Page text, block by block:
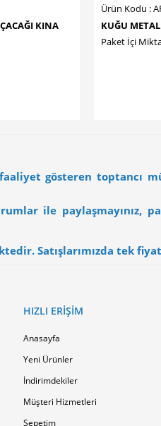
KINA
Ürün Kodu :
KUĞU
Paket İçi
gösteren toptancı
ile paylaşmayınız,
Satışlarımızda tek
HIZLI ERIŞIM
Anasayfa
Yeni Ürünler
İndirimdekiler
Müşteri Hizmetleri
Sepetim